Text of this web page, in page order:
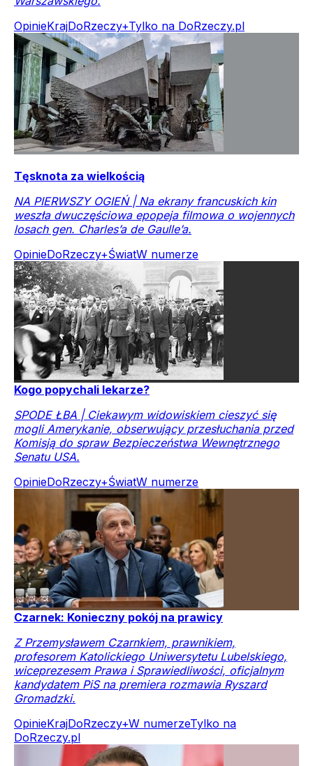
OpinieKrajDoRzeczy+Tylko na DoRzeczy.pl
Tęsknota za wielkością
NA PIERWSZY OGIEŃ | Na ekrany francuskich kin
weszła dwuczęściowa epopeja filmowa o wojennych
losach gen. Charles’a de Gaulle’a.
OpinieDoRzeczy+ŚwiatW numerze
Kogo popychali lekarze?
SPODE ŁBA | Ciekawym widowiskiem cieszyć się
mogli Amerykanie, obserwujący przesłuchania przed
Komisją do spraw Bezpieczeństwa Wewnętrznego
Senatu USA.
OpinieDoRzeczy+ŚwiatW numerze
Czarnek: Konieczny pokój na prawicy
Z Przemysławem Czarnkiem, prawnikiem,
profesorem Katolickiego Uniwersytetu Lubelskiego,
wiceprezesem Prawa i Sprawiedliwości, oficjalnym
kandydatem PiS na premiera rozmawia Ryszard
Gromadzki.
OpinieKrajDoRzeczy+W numerzeTylko na
DoRzeczy.pl